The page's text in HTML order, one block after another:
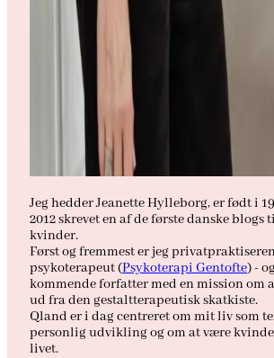
Jeg hedder Jeanette Hylleborg, er født i
2012 skrevet en af de første danske blogs
kvinder.
Først og fremmest er jeg
psykoterapeut (Psykoterapi Gentofte) -
kommende forfatter med en mission om
ud fra den gestaltterapeutisk skatkiste.
Qland er i dag centreret om mit liv som
personlig udvikling og om at være
livet.